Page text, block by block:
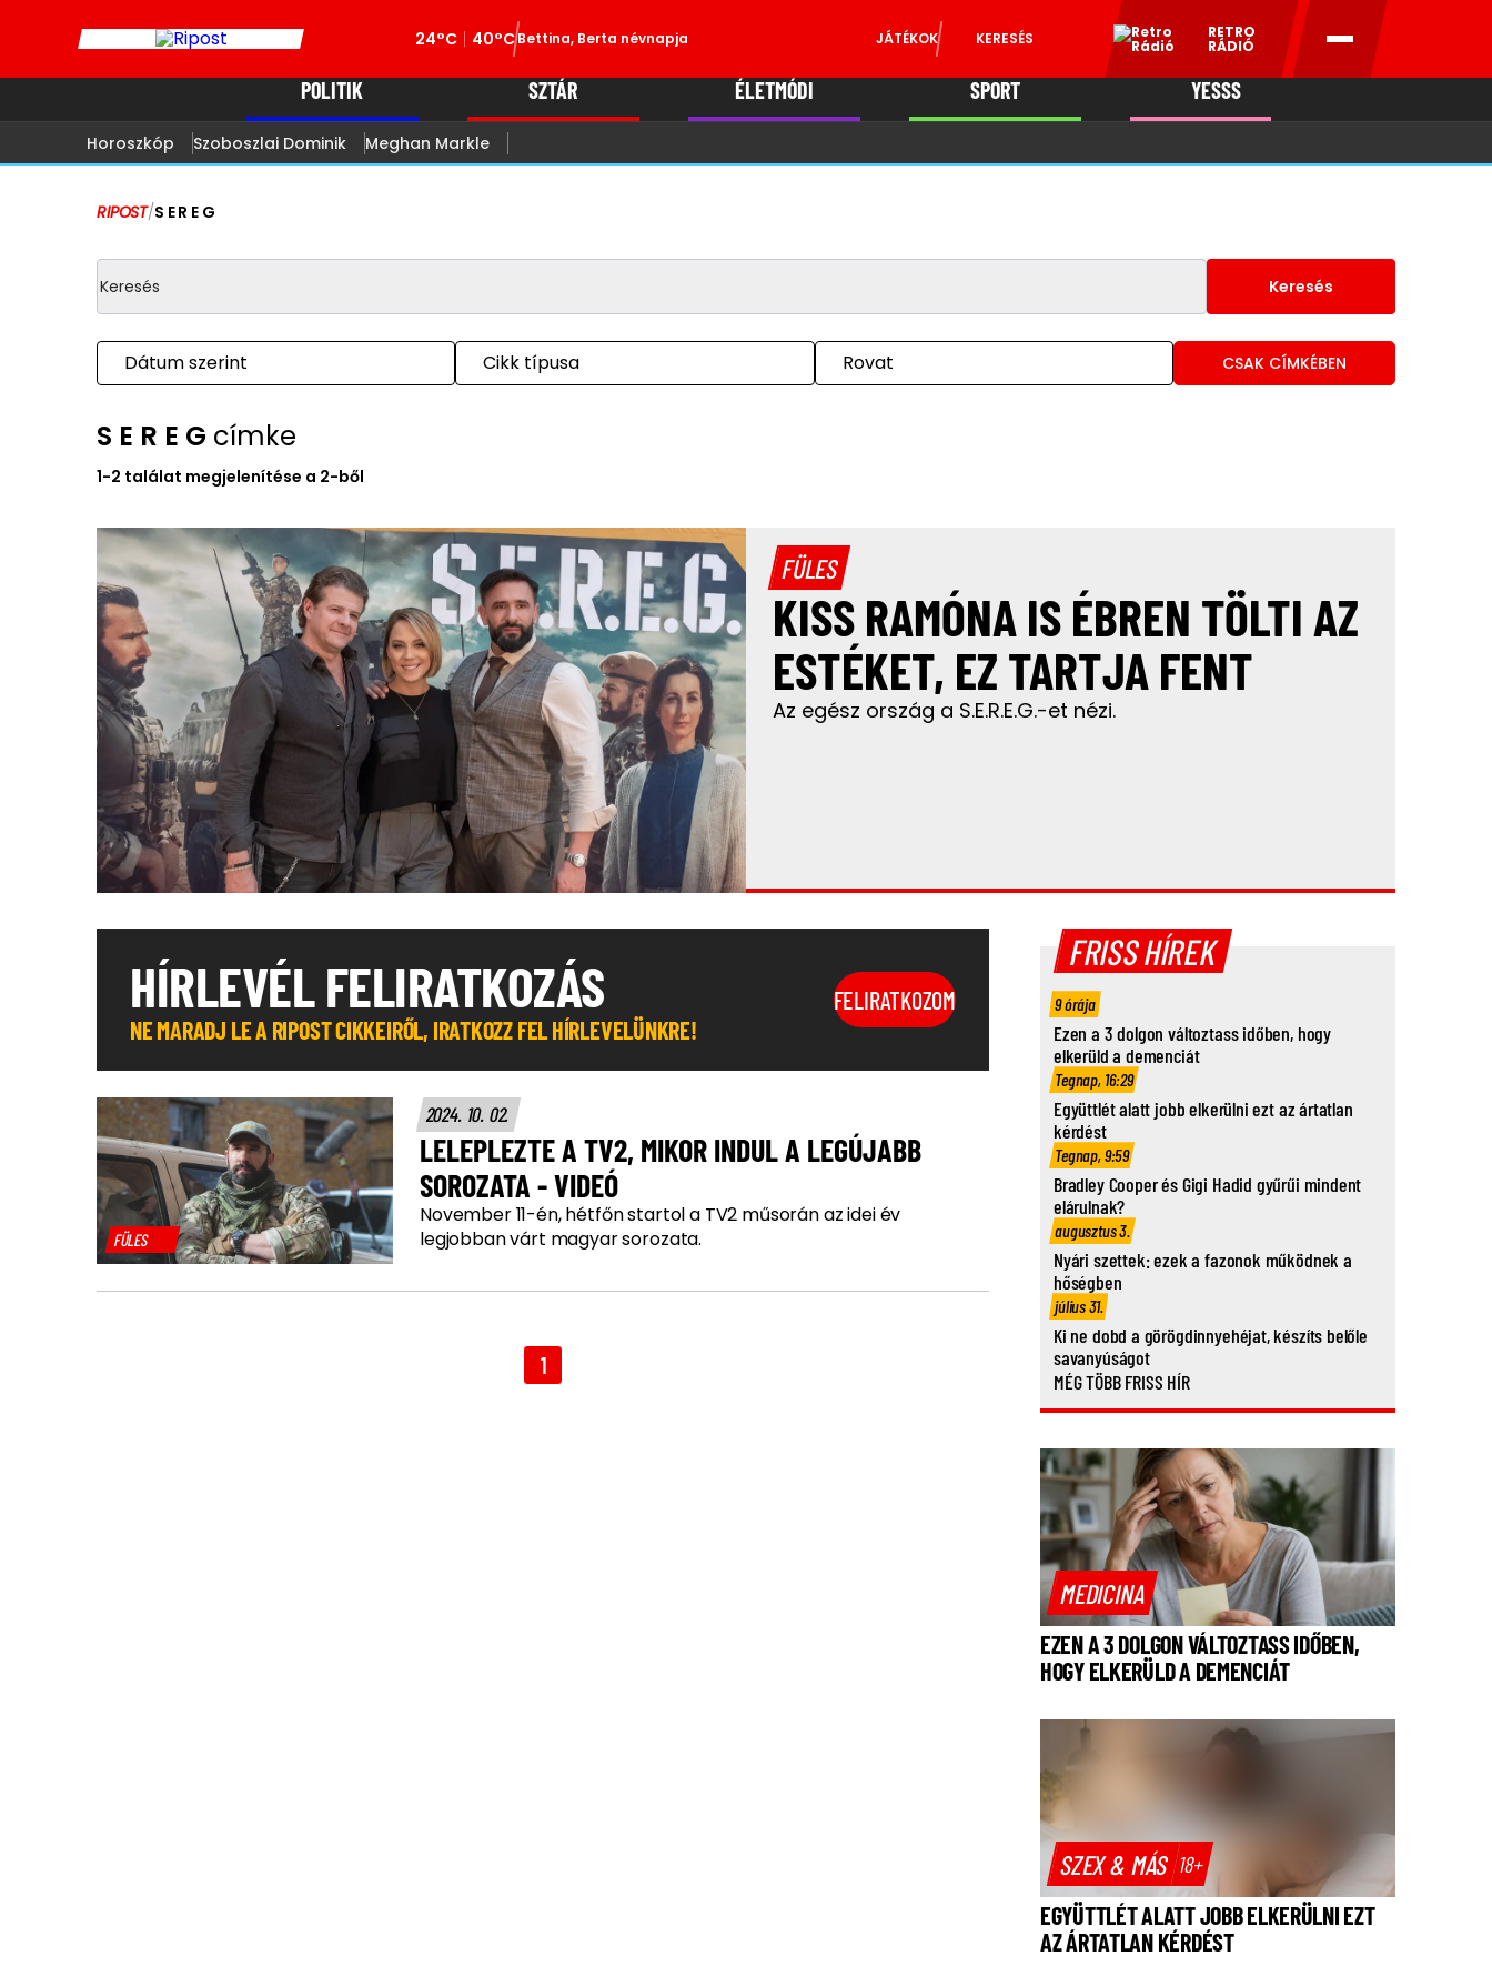
24°C 40°CBettina, Berta névnapja JÁTÉKOK KERESÉS RETRO
RÁDIÓ
POLITIK SZTÁR ÉLETMÓDI SPORT YESSS
Horoszkóp Szoboszlai Dominik Meghan Markle
RIPOST/S E R E G
Keresés
Dátum szerint Cikk típusa Rovat CSAK CÍMKÉBEN
S E R E G címke
1-2 találat megjelenítése a 2-ből
FÜLES
KISS RAMÓNA IS ÉBREN TÖLTI AZ
ESTÉKET, EZ TARTJA FENT
Az egész ország a S.E.R.E.G.-et nézi.
HÍRLEVÉL FELIRATKOZÁS
NE MARADJ LE A RIPOST CIKKEIRŐL, IRATKOZZ FEL HÍRLEVELÜNKRE!
FELIRATKOZOM
FÜLES
2024. 10. 02.
LELEPLEZTE A TV2, MIKOR INDUL A LEGÚJABB
SOROZATA - VIDEÓ
November 11-én, hétfőn startol a TV2 műsorán az idei év
legjobban várt magyar sorozata.
1
FRISS HÍREK
9 órája
Ezen a 3 dolgon változtass időben, hogy
elkerüld a demenciát
Tegnap, 16:29
Együttlét alatt jobb elkerülni ezt az ártatlan
kérdést
Tegnap, 9:59
Bradley Cooper és Gigi Hadid gyűrűi mindent
elárulnak?
augusztus 3.
Nyári szettek: ezek a fazonok működnek a
hőségben
július 31.
Ki ne dobd a görögdinnyehéjat, készíts belőle
savanyúságot
MÉG TÖBB FRISS HÍR
MEDICINA
EZEN A 3 DOLGON VÁLTOZTASS IDŐBEN,
HOGY ELKERÜLD A DEMENCIÁT
SZEX & MÁS 18+
EGYÜTTLÉT ALATT JOBB ELKERÜLNI EZT
AZ ÁRTATLAN KÉRDÉST